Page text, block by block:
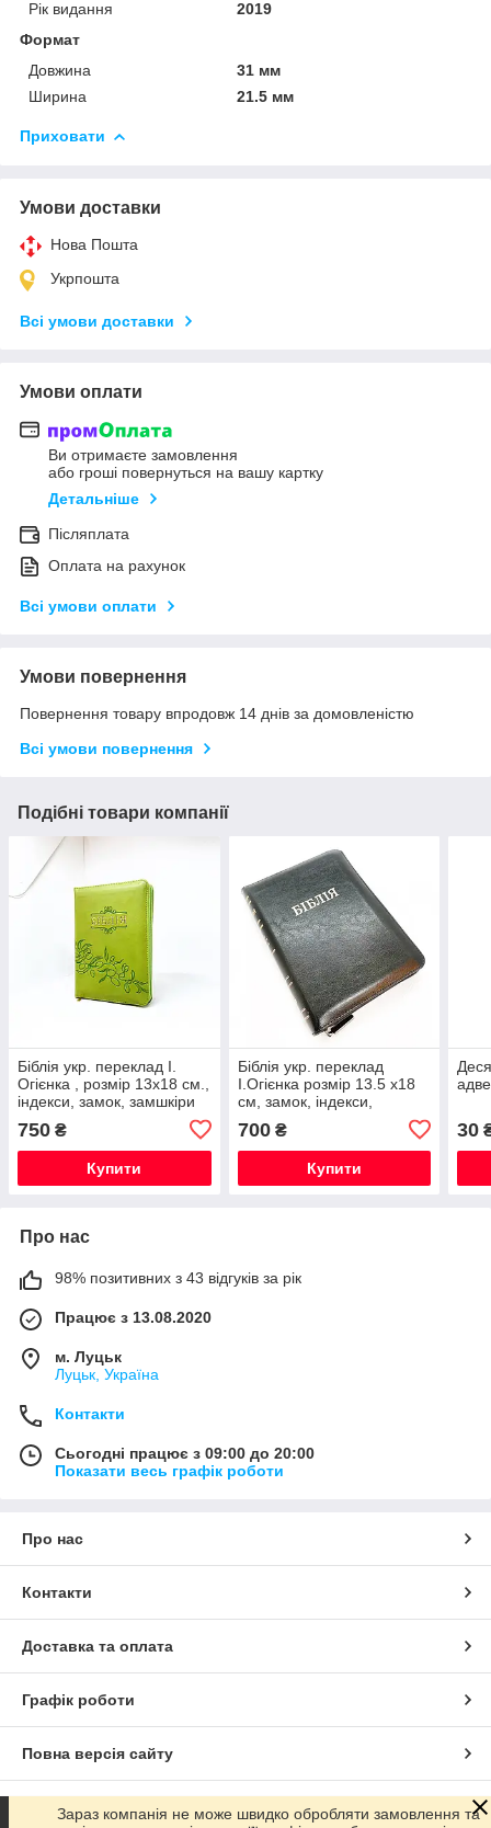
Рік видання
2019
Формат
Довжина
31 мм
Ширина
21.5 мм
Приховати
Умови доставки
Нова Пошта
Укрпошта
Всі умови доставки
Умови оплати
Ви отримаєте замовлення
або гроші повернуться на вашу картку
Детальніше
Післяплата
Оплата на рахунок
Всі умови оплати
Умови повернення
Повернення товару впродовж 14 днів за домовленістю
Всі умови повернення
Подібні товари компанії
Біблія укр. переклад І.
Огієнка , розмір 13х18 см.,
індекси, замок, замшкіри
750 ₴
Купити
Біблія укр. переклад
І.Огієнка розмір 13.5 х18
см, замок, індекси,
700₴
Купити
30
Про нас
98% позитивних з 43 відгуків за рік
Працює з 13.08.2020
м. Луцьк
Луцьк, Україна
Контакти
Сьогодні працює з 09:00 до 20:00
Показати весь графік роботи
Про нас
Контакти
Доставка та оплата
Графік роботи
Повна версія сайту
Сайт створено на маркетплейсі Prom.ua
Зараз компанія не може швидко обробляти замовлення та